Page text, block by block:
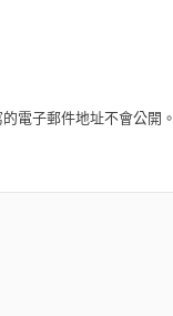
電子郵件地址不會公開。